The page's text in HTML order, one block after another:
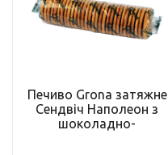
Печиво Grona затяжне
Сендвіч Наполеон з
шоколадно-